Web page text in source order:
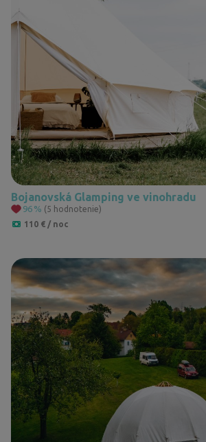
Bojanovská Glamping ve vinohradu
96 % (5 hodnotenie)
110 € / noc